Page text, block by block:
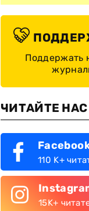
Поддержать
ЧИТАЙТЕ
110 K+
15K+